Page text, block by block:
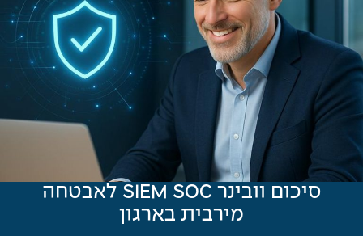
סיכום וובינר SIEM SOC לאבטחה
מירבית בארגון